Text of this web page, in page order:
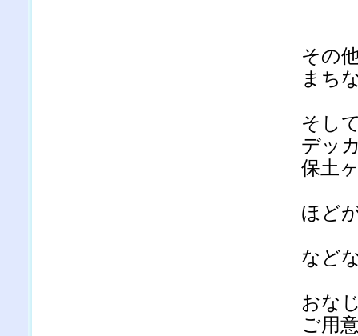
その
まち
そし
デッ
保土
ほど
など
おな
ご用